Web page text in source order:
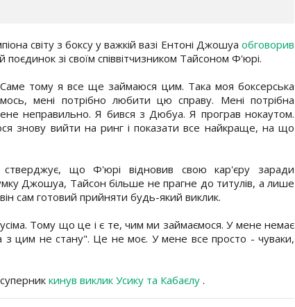
світу з боксу у важкій вазі Ентоні Джошуа обговорив
поєдинок зі своїм співвітчизником Тайсоном Ф'юрі.
тому я все ще займаюся цим. Така моя боксерська
мені потрібно любити цю справу. Мені потрібна
неправильно. Я бився з Дюбуа. Я програв нокаутом.
знову вийти на ринг і показати все найкраще, на що
стверджує, що Ф'юрі відновив свою кар'єру заради
Джошуа, Тайсон більше не прагне до титулів, а лише
сам готовий прийняти будь-який виклик.
Тому що це і є те, чим ми займаємося. У мене немає
цим не стану". Це не моє. У мене все просто - чуваки,
кинув виклик Усику та Кабаєлу .